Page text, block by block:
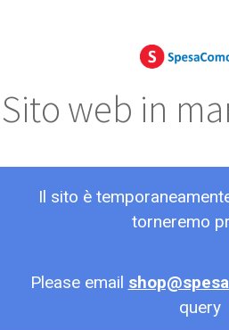
Sito web in
Il sito è
torneremo
Please email
query